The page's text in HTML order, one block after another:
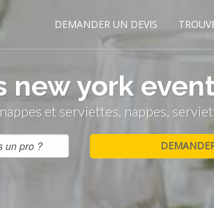
DEMANDER UN DEVIS
new york
et serviettes, nappes,